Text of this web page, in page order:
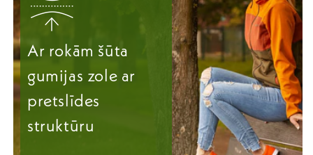
Ar rokām šūta
gumijas zole ar
pretslīdes
struktūru